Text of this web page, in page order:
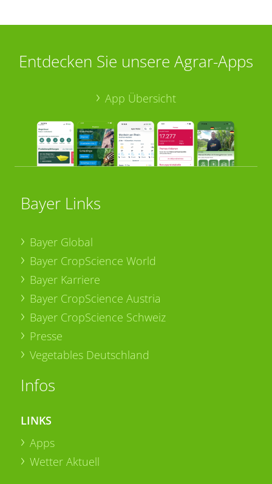
Entdecken Sie unsere Agrar-Apps
App Übersicht
Bayer Links
Bayer Global
Bayer CropScience World
Bayer Karriere
Bayer CropScience Austria
Bayer CropScience Schweiz
Presse
Vegetables Deutschland
Infos
LINKS
Apps
Wetter Aktuell